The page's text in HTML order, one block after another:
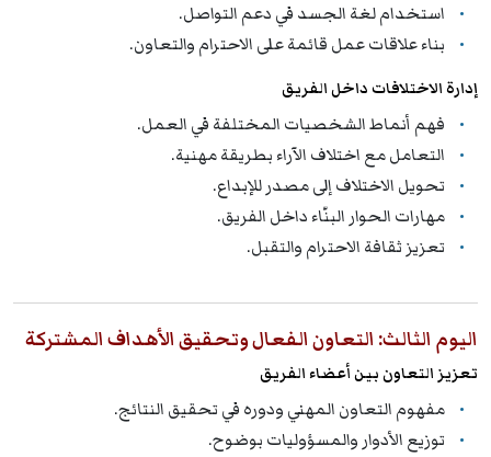
استخدام لغة الجسد في دعم التواصل.
بناء علاقات عمل قائمة على الاحترام والتعاون.
إدارة الاختلافات داخل الفريق
فهم أنماط الشخصيات المختلفة في العمل.
التعامل مع اختلاف الآراء بطريقة مهنية.
تحويل الاختلاف إلى مصدر للإبداع.
مهارات الحوار البنّاء داخل الفريق.
تعزيز ثقافة الاحترام والتقبل.
اليوم الثالث: التعاون الفعال وتحقيق الأهداف المشتركة
تعزيز التعاون بين أعضاء الفريق
مفهوم التعاون المهني ودوره في تحقيق النتائج.
توزيع الأدوار والمسؤوليات بوضوح.